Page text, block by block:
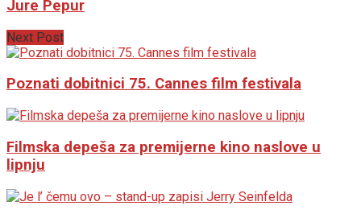
Jure Pepur
Next Post
Poznati dobitnici 75. Cannes film festivala
Filmska depeša za premijerne kino naslove u
lipnju